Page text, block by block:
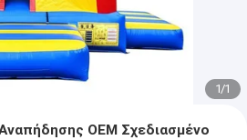
1/1
OEM Σχεδιασμένο